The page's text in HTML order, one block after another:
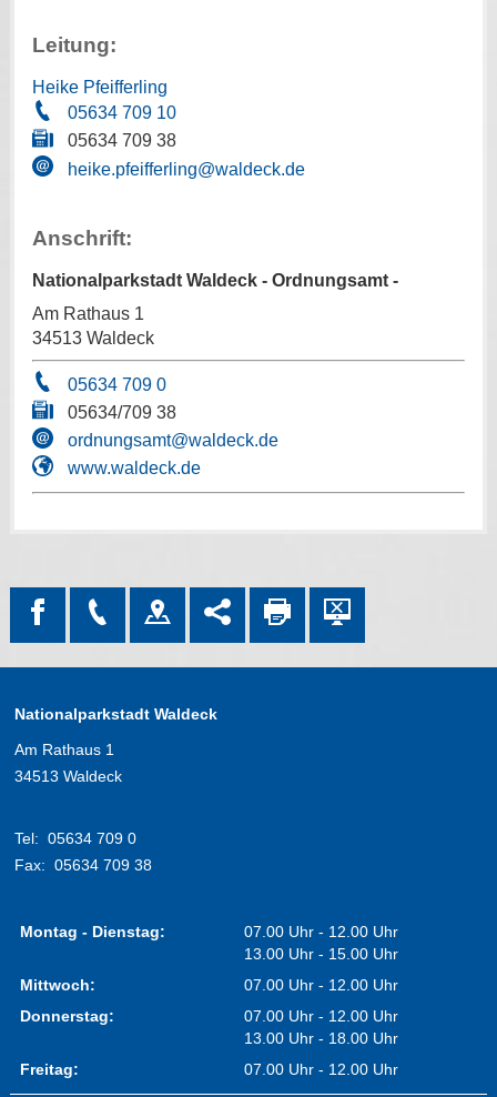
Leitung:
Heike Pfeifferling
05634 709 10
05634 709 38
heike.pfeifferling@waldeck.de
Anschrift:
Nationalparkstadt Waldeck - Ordnungsamt -
Am Rathaus 1
34513 Waldeck
05634 709 0
05634/709 38
ordnungsamt@waldeck.de
www.waldeck.de
Nationalparkstadt Waldeck
Am Rathaus 1
34513 Waldeck
Tel: 05634 709 0
Fax: 05634 709 38
Montag - Dienstag:
07.00 Uhr - 12.00 Uhr
13.00 Uhr - 15.00 Uhr
Mittwoch:
07.00 Uhr - 12.00 Uhr
Donnerstag:
07.00 Uhr - 12.00 Uhr
13.00 Uhr - 18.00 Uhr
Freitag:
07.00 Uhr - 12.00 Uhr